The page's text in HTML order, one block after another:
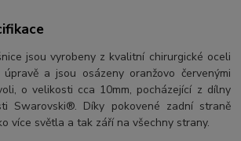
jsou vyrobeny z kvalitní chirurgické oceli
a jsou osázeny oranžovo červenými
o velikosti cca 10mm, pocházející z dílny
Swarovski®. Díky pokovené zadní straně
více světla a tak září na všechny strany.